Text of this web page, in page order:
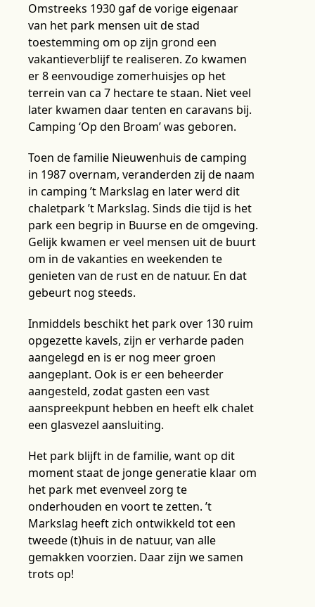
Omstreeks 1930 gaf de vorige eigenaar
van het park mensen uit de stad
toestemming om op zijn grond een
vakantieverblijf te realiseren. Zo kwamen
er 8 eenvoudige zomerhuisjes op het
terrein van ca 7 hectare te staan. Niet veel
later kwamen daar tenten en caravans bij.
Camping ‘Op den Broam’ was geboren.
Toen de familie Nieuwenhuis de camping
in 1987 overnam, veranderden zij de naam
in camping ’t Markslag en later werd dit
chaletpark ’t Markslag. Sinds die tijd is het
park een begrip in Buurse en de omgeving.
Gelijk kwamen er veel mensen uit de buurt
om in de vakanties en weekenden te
genieten van de rust en de natuur. En dat
gebeurt nog steeds.
Inmiddels beschikt het park over 130 ruim
opgezette kavels, zijn er verharde paden
aangelegd en is er nog meer groen
aangeplant. Ook is er een beheerder
aangesteld, zodat gasten een vast
aanspreekpunt hebben en heeft elk chalet
een glasvezel aansluiting.
Het park blijft in de familie, want op dit
moment staat de jonge generatie klaar om
het park met evenveel zorg te
onderhouden en voort te zetten. ’t
Markslag heeft zich ontwikkeld tot een
tweede (t)huis in de natuur, van alle
gemakken voorzien. Daar zijn we samen
trots op!